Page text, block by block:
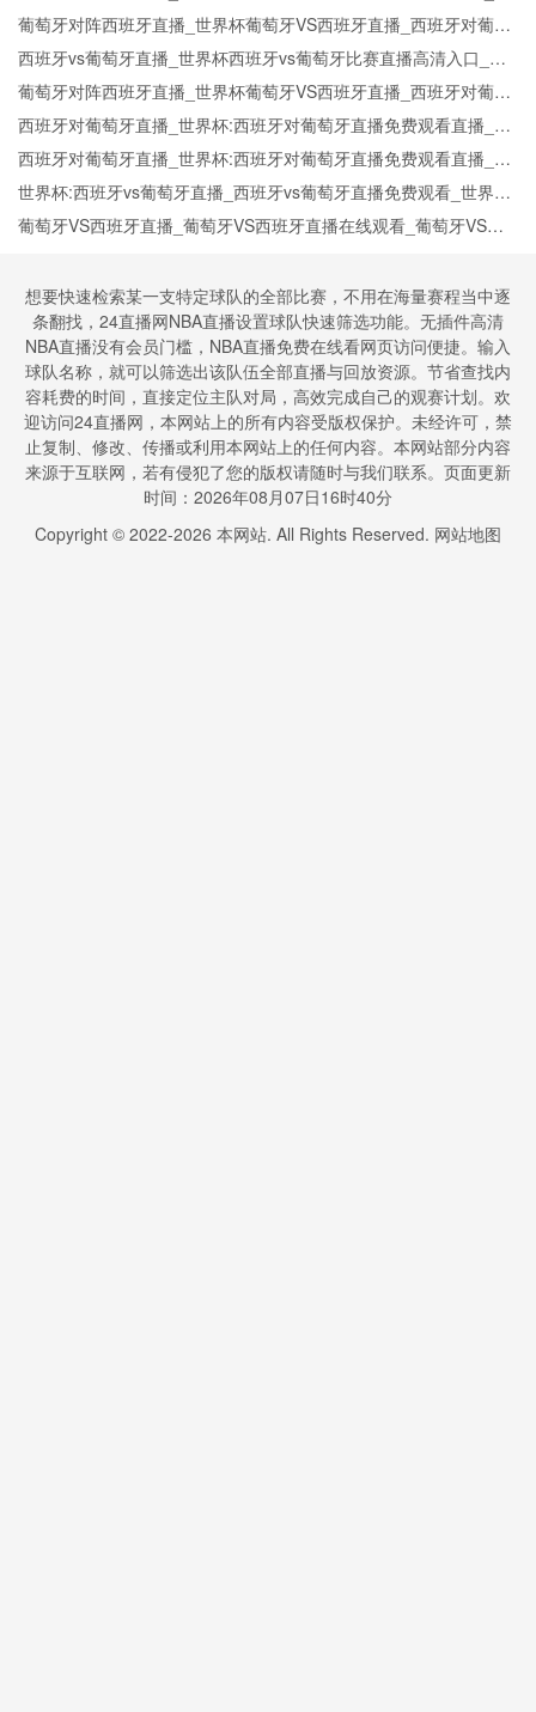
界杯西班牙对葡萄牙直播在线观看高清无插件
葡萄牙对阵西班牙直播_世界杯葡萄牙VS西班牙直播_西班牙对葡萄
牙比赛直播在线无插件观看
西班牙vs葡萄牙直播_世界杯西班牙vs葡萄牙比赛直播高清入口_西
班牙vs葡萄牙预测分析直播
葡萄牙对阵西班牙直播_世界杯葡萄牙VS西班牙直播_西班牙对葡萄
牙比赛直播在线无插件观看
西班牙对葡萄牙直播_世界杯:西班牙对葡萄牙直播免费观看直播_世
界杯西班牙对葡萄牙直播在线观看高清无插件
西班牙对葡萄牙直播_世界杯:西班牙对葡萄牙直播免费观看直播_世
界杯西班牙对葡萄牙直播在线观看高清无插件
世界杯:西班牙vs葡萄牙直播_西班牙vs葡萄牙直播免费观看_世界杯
今日西班牙vs葡萄牙直播在线观看高清视频直播
葡萄牙VS西班牙直播_葡萄牙VS西班牙直播在线观看_葡萄牙VS西
想要快速检索某一支特定球队的全部比赛，不用在海量赛程当中逐
条翻找，24直播网NBA直播设置球队快速筛选功能。无插件高清
NBA直播没有会员门槛，NBA直播免费在线看网页访问便捷。输入
球队名称，就可以筛选出该队伍全部直播与回放资源。节省查找内
容耗费的时间，直接定位主队对局，高效完成自己的观赛计划。欢
迎访问24直播网，本网站上的所有内容受版权保护。未经许可，禁
止复制、修改、传播或利用本网站上的任何内容。本网站部分内容
来源于互联网，若有侵犯了您的版权请随时与我们联系。页面更新
时间：2026年08月07日16时40分
Copyright © 2022-2026 本网站. All Rights Reserved. 网站地图